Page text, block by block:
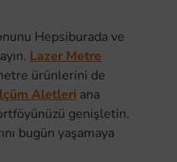
Hepsiburada ve
Lazer Metre
ürünlerini de
Aletleri ana
genişletin.
bugün yaşamaya